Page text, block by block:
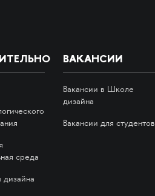
среда
дизайна
ВАКАНСИИ
Вакансии в Школе
дизайна
Вакансии для студентов